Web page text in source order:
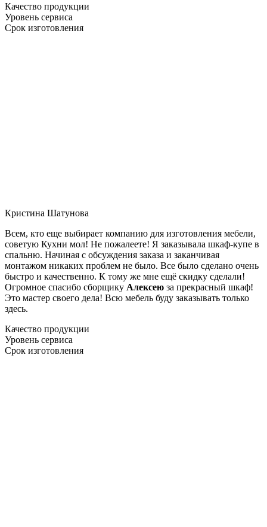
Качество продукции
Уровень сервиса
Срок изготовления
Кристина Шатунова
Всем, кто еще выбирает компанию для изготовления мебели,
советую Кухни мол! Не пожалеете! Я заказывала шкаф-купе в
спальню. Начиная с обсуждения заказа и заканчивая
монтажом никаких проблем не было. Все было сделано очень
быстро и качественно. К тому же мне ещё скидку сделали!
Огромное спасибо сборщику Алексею за прекрасный шкаф!
Это мастер своего дела! Всю мебель буду заказывать только
здесь.
Качество продукции
Уровень сервиса
Срок изготовления